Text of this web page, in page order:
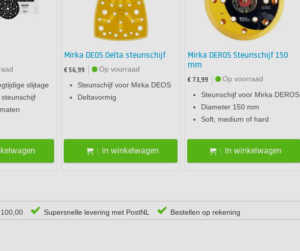
slijtage
Mirka DEOS Delta steunschijf
€ 56,99
Op voorraad
Steunschijf voor Mirka DEOS
Deltavormig
In winkelwagen
Mirka DEROS Steunschijf 150
mm
€ 73,99
Op voorraad
Steunschijf voor Mirka DEROS
Diameter 150 mm
Soft, medium of hard
In winkelwagen
Supersnelle levering met PostNL Bestellen op rekening